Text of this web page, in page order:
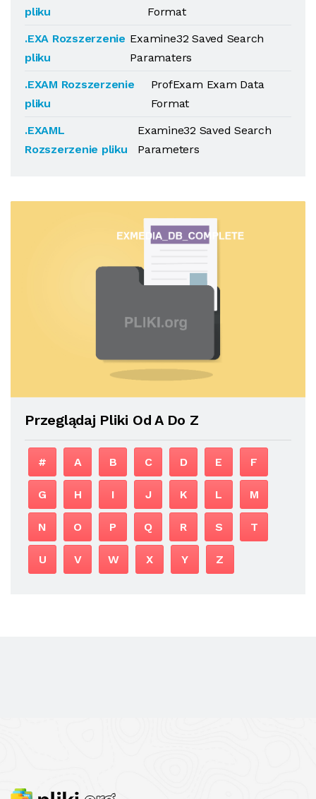
pliku
Format
.EXA Rozszerzenie
pliku
Examine32 Saved Search
Paramaters
.EXAM Rozszerzenie
pliku
ProfExam Exam Data
Format
.EXAML
Rozszerzenie pliku
Examine32 Saved Search
Parameters
Przeglądaj Pliki Od A Do Z
# A B C D E F
G H I J K L M
N O P Q R S T
U V W X Y Z